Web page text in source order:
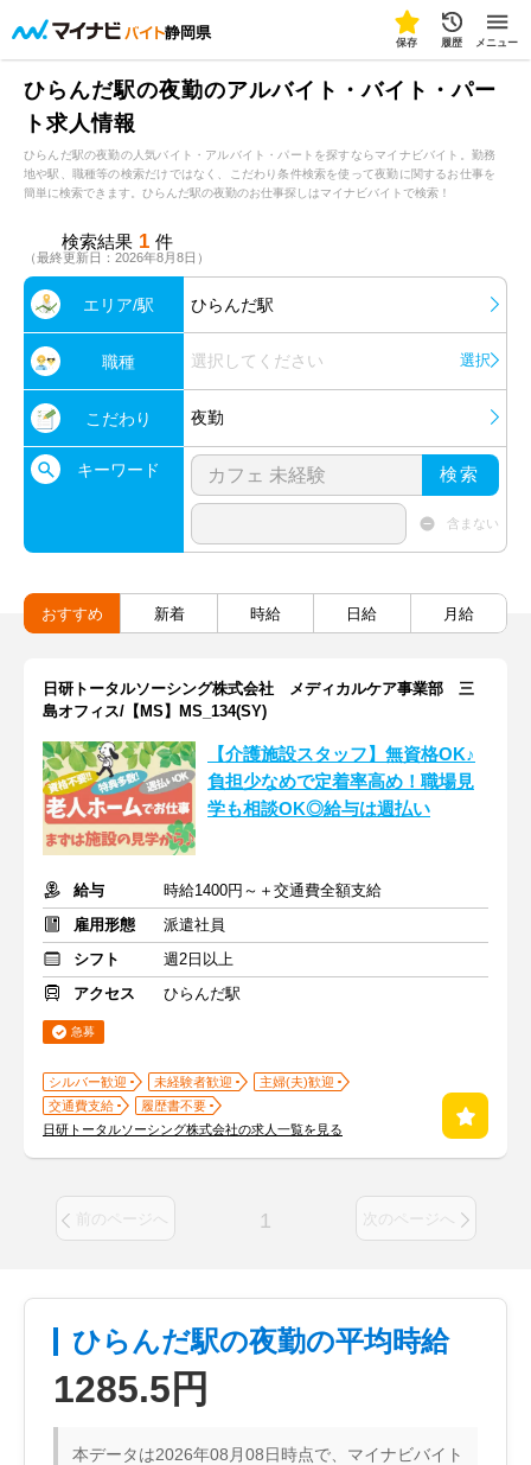
静岡県
保存 履歴 メニュー
ひらんだ駅の夜勤のアルバイト・バイト・パー
ト求人情報
ひらんだ駅の夜勤の人気バイト・アルバイト・パートを探すならマイナビバイト。勤務
地や駅、職種等の検索だけではなく、こだわり条件検索を使って夜勤に関するお仕事を
簡単に検索できます。ひらんだ駅の夜勤のお仕事探しはマイナビバイトで検索！
検索結果 1 件
（最終更新日：2026年8月8日）
エリア/駅 ひらんだ駅
職種 選択してください 選択
こだわり 夜勤
キーワード 検索
含まない
おすすめ 新着 時給 日給 月給
日研トータルソーシング株式会社 メディカルケア事業部 三
島オフィス/【MS】MS_134(SY)
【介護施設スタッフ】無資格OK♪
負担少なめで定着率高め！職場見
学も相談OK◎給与は週払い
給与
時給1400円～＋交通費全額支給
雇用形態
派遣社員
シフト
週2日以上
アクセス
ひらんだ駅
急募
シルバー歓迎 未経験者歓迎
主婦(夫)歓迎
交通費支給
履歴書不要
日研トータルソーシング株式会社の求人一覧を見る
前のページへ 1 次のページへ
ひらんだ駅の夜勤の平均時給
1285.5円
本データは2026年08月08日時点で、マイナビバイト